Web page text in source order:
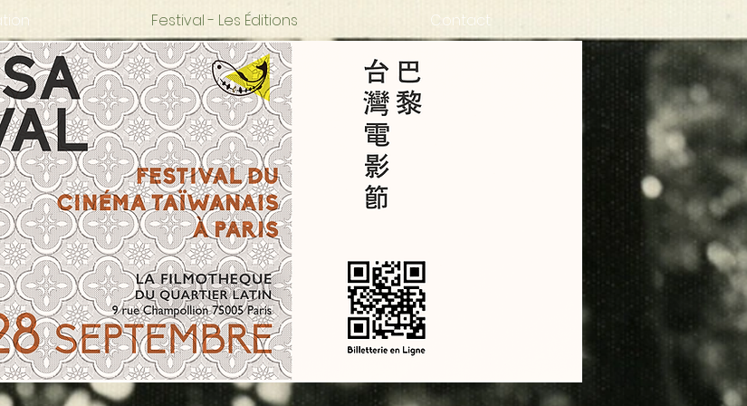
Festival - Les Éditions Contact
FILMOSA FESTIVAL
12 au 14 Avril 2019
Festival du Cinéma Taïwanais à Paris
La Filmothèque du Quartier Latin
LE CINEASTE - CHANG Tso-Chi
né en 1961, est un héritier de la nouvelle vague taïwanaise. Il est connu
qui met en lumière les oubliés, les petites gens et les minorités